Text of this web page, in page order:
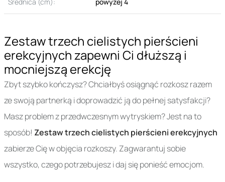
Zestaw trzech cielistych pierścieni
erekcyjnych zapewni Ci dłuższą i
mocniejszą erekcję
Zbyt szybko kończysz? Chciałbyś osiągnąć rozkosz razem
ze swoją partnerką i doprowadzić ją do pełnej satysfakcji?
Masz problem z przedwczesnym wytryskiem? Jest na to
sposób! Zestaw trzech cielistych pierścieni erekcyjnych
zabierze Cię w objęcia rozkoszy. Zagwarantuj sobie
wszystko, czego potrzebujesz i daj się ponieść emocjom.